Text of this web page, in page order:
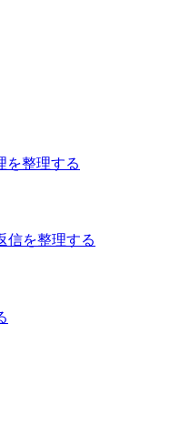
を整理する
信を整理する